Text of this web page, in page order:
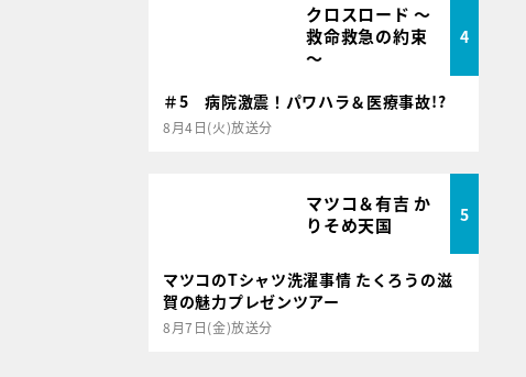
クロスロード ～
救命救急の約束
～
4
＃5 病院激震！パワハラ＆医療事故!?
8月4日(火)放送分
マツコ＆有吉 か
りそめ天国
5
マツコのTシャツ洗濯事情 たくろうの滋
賀の魅力プレゼンツアー
8月7日(金)放送分